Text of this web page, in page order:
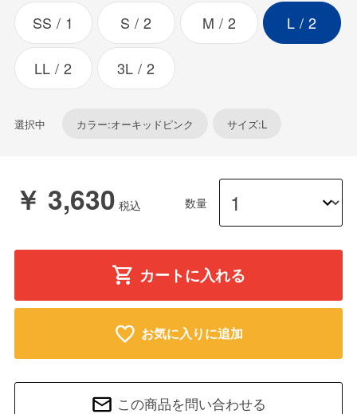
SS 1 S 2 M 2 L 2
LL 2 3L 2
選択中 カラー:オーキッドピンク サイズ:L
￥ 3,630 数量
カートに入れる
お気に入りに追加
この商品を問い合わせる